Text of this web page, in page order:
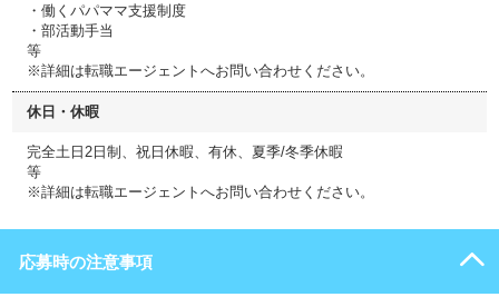
・働くパパママ支援制度
・部活動手当
等
※詳細は転職エージェントへお問い合わせください。
休日・休暇
完全土日2日制、祝日休暇、有休、夏季/冬季休暇
等
※詳細は転職エージェントへお問い合わせください。
応募時の注意事項